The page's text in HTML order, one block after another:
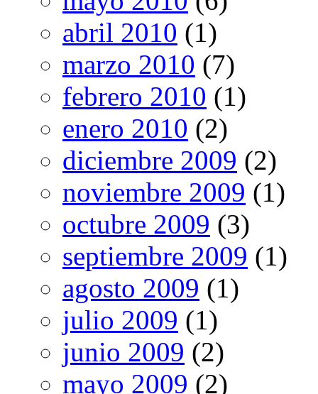
abril 2010 (1)
marzo 2010 (7)
febrero 2010 (1)
enero 2010 (2)
diciembre 2009 (2)
noviembre 2009 (1)
octubre 2009 (3)
septiembre 2009 (1)
agosto 2009 (1)
julio 2009 (1)
junio 2009 (2)
mayo 2009 (2)